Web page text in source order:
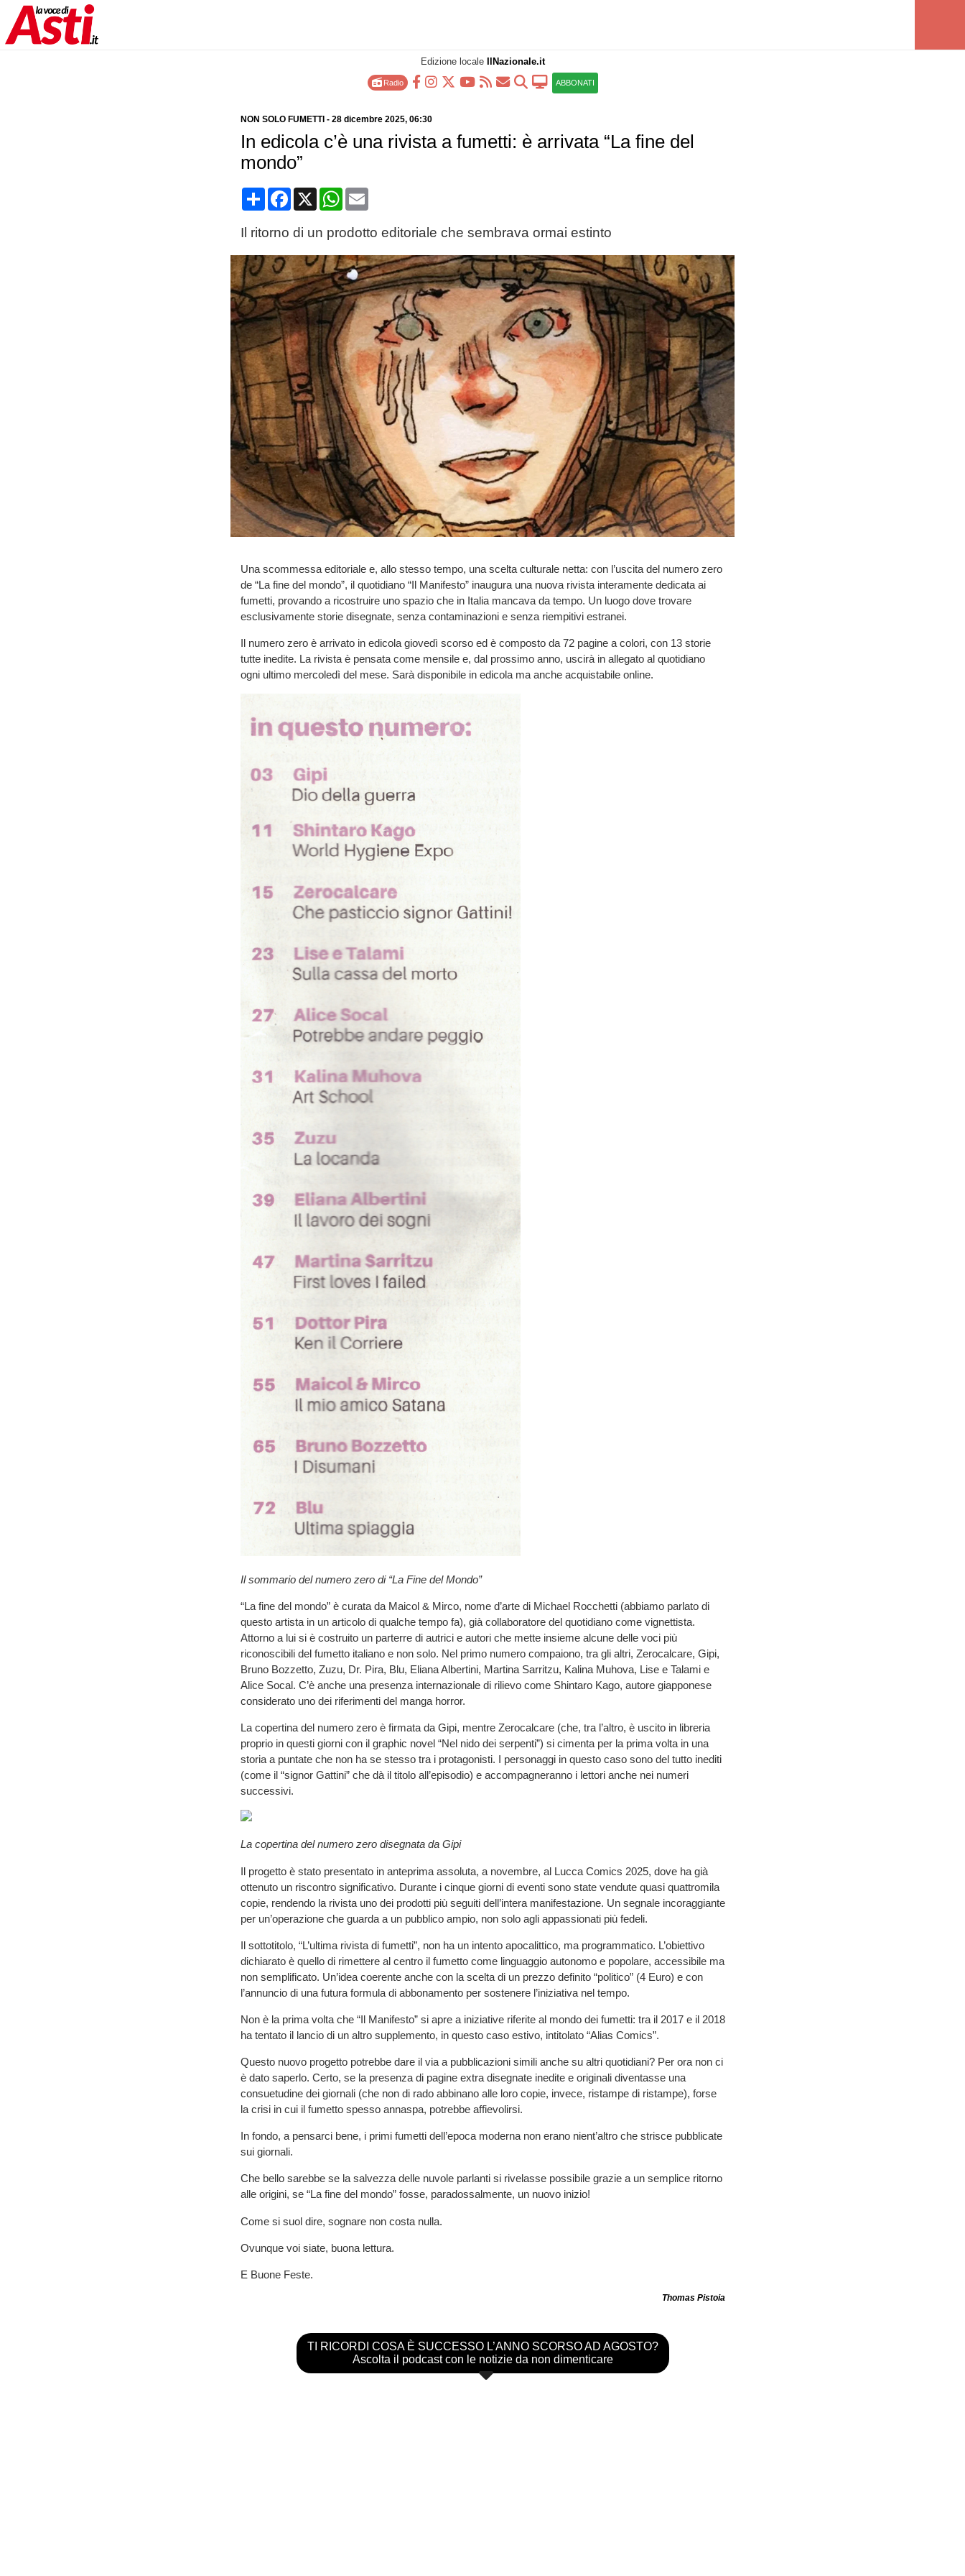
Edizione locale IlNazionale.it
Radio ABBONATI
NON SOLO FUMETTI - 28 dicembre 2025, 06:30
In edicola c’è una rivista a fumetti: è arrivata “La fine del
mondo”
CondividiFacebook
X WhatsApp
Email
Il ritorno di un prodotto editoriale che sembrava ormai estinto
Una scommessa editoriale e, allo stesso tempo, una scelta culturale netta: con l’uscita del numero zero
de “La fine del mondo”, il quotidiano “Il Manifesto” inaugura una nuova rivista interamente dedicata ai
fumetti, provando a ricostruire uno spazio che in Italia mancava da tempo. Un luogo dove trovare
esclusivamente storie disegnate, senza contaminazioni e senza riempitivi estranei.
Il numero zero è arrivato in edicola giovedì scorso ed è composto da 72 pagine a colori, con 13 storie
tutte inedite. La rivista è pensata come mensile e, dal prossimo anno, uscirà in allegato al quotidiano
ogni ultimo mercoledì del mese. Sarà disponibile in edicola ma anche acquistabile online.
Il sommario del numero zero di “La Fine del Mondo”
“La fine del mondo” è curata da Maicol & Mirco, nome d’arte di Michael Rocchetti (abbiamo parlato di
questo artista in un articolo di qualche tempo fa), già collaboratore del quotidiano come vignettista.
Attorno a lui si è costruito un parterre di autrici e autori che mette insieme alcune delle voci più
riconoscibili del fumetto italiano e non solo. Nel primo numero compaiono, tra gli altri, Zerocalcare, Gipi,
Bruno Bozzetto, Zuzu, Dr. Pira, Blu, Eliana Albertini, Martina Sarritzu, Kalina Muhova, Lise e Talami e
Alice Socal. C’è anche una presenza internazionale di rilievo come Shintaro Kago, autore giapponese
considerato uno dei riferimenti del manga horror.
La copertina del numero zero è firmata da Gipi, mentre Zerocalcare (che, tra l’altro, è uscito in libreria
proprio in questi giorni con il graphic novel “Nel nido dei serpenti”) si cimenta per la prima volta in una
storia a puntate che non ha se stesso tra i protagonisti. I personaggi in questo caso sono del tutto inediti
(come il “signor Gattini” che dà il titolo all’episodio) e accompagneranno i lettori anche nei numeri
successivi.
La copertina del numero zero disegnata da Gipi
Il progetto è stato presentato in anteprima assoluta, a novembre, al Lucca Comics 2025, dove ha già
ottenuto un riscontro significativo. Durante i cinque giorni di eventi sono state vendute quasi quattromila
copie, rendendo la rivista uno dei prodotti più seguiti dell’intera manifestazione. Un segnale incoraggiante
per un’operazione che guarda a un pubblico ampio, non solo agli appassionati più fedeli.
Il sottotitolo, “L’ultima rivista di fumetti”, non ha un intento apocalittico, ma programmatico. L’obiettivo
dichiarato è quello di rimettere al centro il fumetto come linguaggio autonomo e popolare, accessibile ma
non semplificato. Un’idea coerente anche con la scelta di un prezzo definito “politico” (4 Euro) e con
l’annuncio di una futura formula di abbonamento per sostenere l’iniziativa nel tempo.
Non è la prima volta che “Il Manifesto” si apre a iniziative riferite al mondo dei fumetti: tra il 2017 e il 2018
ha tentato il lancio di un altro supplemento, in questo caso estivo, intitolato “Alias Comics”.
Questo nuovo progetto potrebbe dare il via a pubblicazioni simili anche su altri quotidiani? Per ora non ci
è dato saperlo. Certo, se la presenza di pagine extra disegnate inedite e originali diventasse una
consuetudine dei giornali (che non di rado abbinano alle loro copie, invece, ristampe di ristampe), forse
la crisi in cui il fumetto spesso annaspa, potrebbe affievolirsi.
In fondo, a pensarci bene, i primi fumetti dell’epoca moderna non erano nient’altro che strisce pubblicate
sui giornali.
Che bello sarebbe se la salvezza delle nuvole parlanti si rivelasse possibile grazie a un semplice ritorno
alle origini, se “La fine del mondo” fosse, paradossalmente, un nuovo inizio!
Come si suol dire, sognare non costa nulla.
Ovunque voi siate, buona lettura.
E Buone Feste.
Thomas Pistoia
TI RICORDI COSA È SUCCESSO L’ANNO SCORSO AD AGOSTO?
Ascolta il podcast con le notizie da non dimenticare